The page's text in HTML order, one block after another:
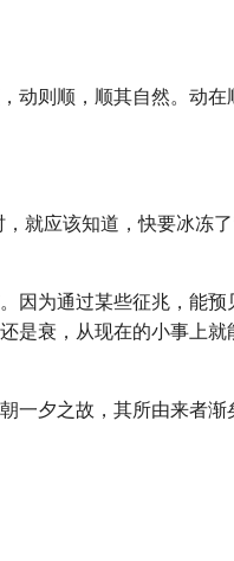
动则顺，顺其自然。动在
就应该知道，快要冰冻了
因为通过某些征兆，能预
是衰，从现在的小事上就
一夕之故，其所由来者渐